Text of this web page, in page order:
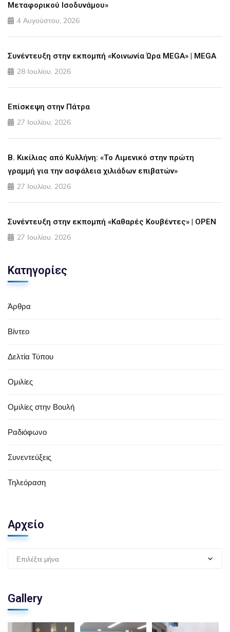
Μεταφορικού Ισοδυνάμου»
4 Αυγούστου, 2026
Συνέντευξη στην εκπομπή «Κοινωνία Ώρα MEGA» | MEGA
28 Ιουλίου, 2026
Επίσκεψη στην Πάτρα
27 Ιουλίου, 2026
Β. Κικίλιας από Κυλλήνη: «Το Λιμενικό στην πρώτη
γραμμή για την ασφάλεια χιλιάδων επιβατών»
27 Ιουλίου, 2026
Συνέντευξη στην εκπομπή «Καθαρές Κουβέντες» | OPEN
27 Ιουλίου, 2026
Κατηγορίες
Άρθρα
Βίντεο
Δελτία Τύπου
Ομιλίες
Ομιλίες στην Βουλή
Ραδιόφωνο
Συνεντεύξεις
Τηλεόραση
Αρχείο
Επιλέξτε μήνα
Gallery